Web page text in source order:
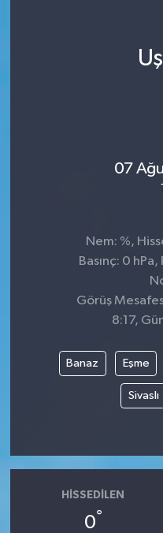
07
Nem: %,
Basınç: 0
Görüş
8:17,
Banaz Eşme
Sivaslı
HISSEDILEN
0°